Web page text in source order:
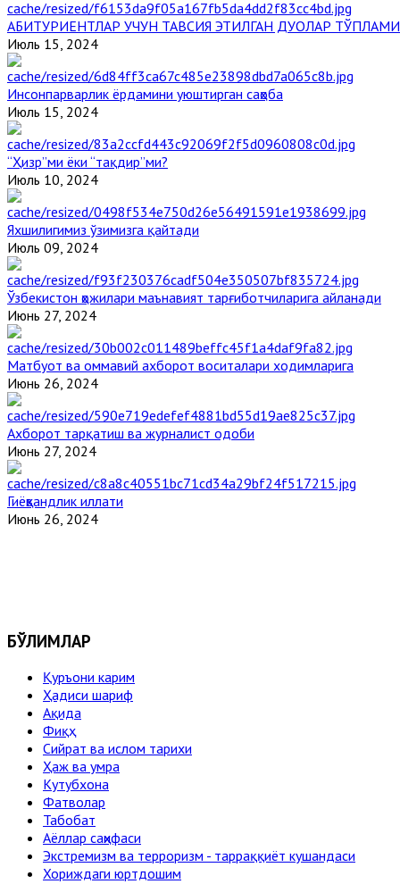
АБИТУРИЕНТЛАР УЧУН ТАВСИЯ ЭТИЛГАН ДУОЛАР ТЎПЛАМИ
Июль 15, 2024
Инсонпарварлик ёрдамини уюштирган саҳоба
Июль 15, 2024
“Ҳизр”ми ёки “тақдир”ми?
Июль 10, 2024
Яхшилигимиз ўзимизга қайтади
Июль 09, 2024
Ўзбекистон ҳожилари маънавият тарғиботчиларига айланади
Июнь 27, 2024
Матбуот ва оммавий ахборот воситалари ходимларига
Июнь 26, 2024
Ахборот тарқатиш ва журналист одоби
Июнь 27, 2024
Гиёҳвандлик иллати
Июнь 26, 2024
БЎЛИМЛАР
Қуръони карим
Ҳадиси шариф
Ақида
Фиқҳ
Сийрат ва ислом тарихи
Ҳаж ва умра
Кутубхона
Фатволар
Табобат
Аёллар саҳифаси
Экстремизм ва терроризм - тарраққиёт кушандаси
Хориждаги юртдошим